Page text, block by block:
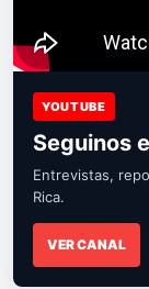
YOUTUBE
Seguinos
Entrevistas,
Rica.
VER CANAL